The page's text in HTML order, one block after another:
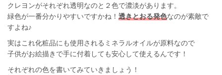
クレヨンがそれぞれ透明なのと２色で濃淡があります。
緑色が一番分かりやすいですかね！ 透きとおる発色なのが素敵で
すよね♪
実はこれ化粧品にも使用されるミネラルオイルが原料なので
子供がお絵描きで手に付着しても安心して使えるんです！
それぞれの色を書いてみていきましょう！